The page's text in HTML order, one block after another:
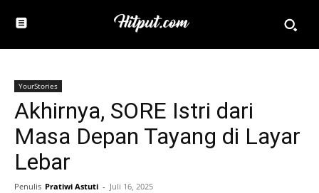
YourStories
Akhirnya, SORE Istri dari
Masa Depan Tayang di Layar
Lebar
Penulis Pratiwi Astuti - Juli 16, 2025